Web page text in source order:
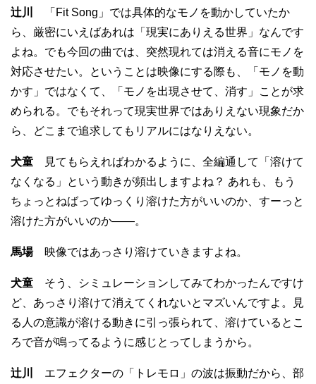
辻川
「Fit Song」では具体的なモノを動かしていたか
ら、厳密にいえばあれは「現実にありえる世界」なんです
よね。でも今回の曲では、突然現れては消える音にモノを
対応させたい。ということは映像にする際も、「モノを動
かす」ではなくて、「モノを出現させて、消す」ことが求
められる。でもそれって現実世界ではありえない現象だか
ら、どこまで追求してもリアルにはなりえない。
犬童 見てもらえればわかるように、全編通して「溶けて
なくなる」という動きが頻出しますよね？ あれも、もう
ちょっとねばってゆっくり溶けた方がいいのか、すーっと
溶けた方がいいのか——。
馬場映像ではあっさり溶けていきますよね。
犬童 そう、シミュレーションしてみてわかったんですけ
ど、あっさり溶けて消えてくれないとマズいんですよ。見
る人の意識が溶ける動きに引っ張られて、溶けているとこ
ろで音が鳴ってるように感じとってしまうから。
辻川
エフェクターの「トレモロ」の波は振動だから、部